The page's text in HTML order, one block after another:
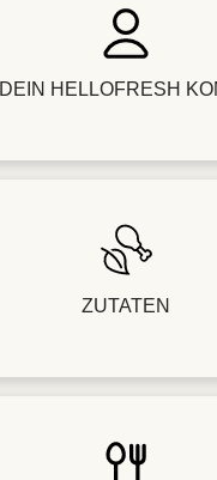
DEIN HELLOFRESH
ZUTATEN